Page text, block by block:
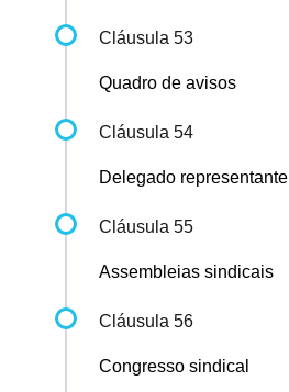
Cláusula 53
Quadro de avisos
Cláusula 54
Delegado representante
Cláusula 55
Assembleias sindicais
Cláusula 56
Congresso sindical